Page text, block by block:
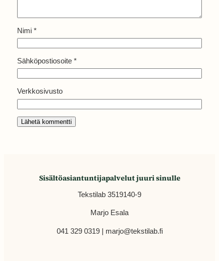
Nimi *
Sähköpostiosoite *
Verkkosivusto
Sisältöasiantuntijapalvelut juuri sinulle
Tekstilab 3519140-9
Marjo Esala
041 329 0319 | marjo@tekstilab.fi